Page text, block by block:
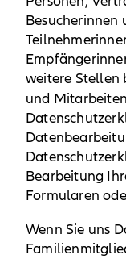
Besucherinnen
weitere Stellen
und
Bearbeitung
Formularen
Wenn Sie uns